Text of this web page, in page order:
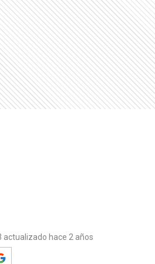
actualizado hace 2 años